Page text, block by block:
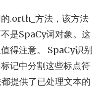
.orth_方法，该方法
是SpaCy词对象。这
得注意。 SpaCy识别
记中分割这些标点符
提供了已处理文本的